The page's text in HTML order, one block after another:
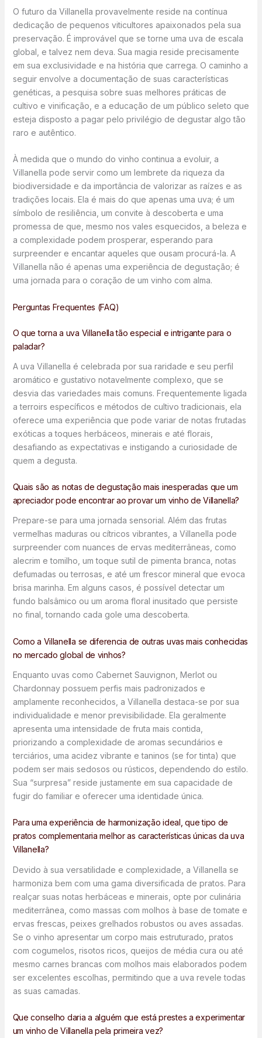
O futuro da Villanella provavelmente reside na contínua
dedicação de pequenos viticultores apaixonados pela sua
preservação. É improvável que se torne uma uva de escala
global, e talvez nem deva. Sua magia reside precisamente
em sua exclusividade e na história que carrega. O caminho a
seguir envolve a documentação de suas características
genéticas, a pesquisa sobre suas melhores práticas de
cultivo e vinificação, e a educação de um público seleto que
esteja disposto a pagar pelo privilégio de degustar algo tão
raro e autêntico.
À medida que o mundo do vinho continua a evoluir, a
Villanella pode servir como um lembrete da riqueza da
biodiversidade e da importância de valorizar as raízes e as
tradições locais. Ela é mais do que apenas uma uva; é um
símbolo de resiliência, um convite à descoberta e uma
promessa de que, mesmo nos vales esquecidos, a beleza e
a complexidade podem prosperar, esperando para
surpreender e encantar aqueles que ousam procurá-la. A
Villanella não é apenas uma experiência de degustação; é
uma jornada para o coração de um vinho com alma.
Perguntas Frequentes (FAQ)
O que torna a uva Villanella tão especial e intrigante para o
paladar?
A uva Villanella é celebrada por sua raridade e seu perfil
aromático e gustativo notavelmente complexo, que se
desvia das variedades mais comuns. Frequentemente ligada
a terroirs específicos e métodos de cultivo tradicionais, ela
oferece uma experiência que pode variar de notas frutadas
exóticas a toques herbáceos, minerais e até florais,
desafiando as expectativas e instigando a curiosidade de
quem a degusta.
Quais são as notas de degustação mais inesperadas que um
apreciador pode encontrar ao provar um vinho de Villanella?
Prepare-se para uma jornada sensorial. Além das frutas
vermelhas maduras ou cítricos vibrantes, a Villanella pode
surpreender com nuances de ervas mediterrâneas, como
alecrim e tomilho, um toque sutil de pimenta branca, notas
defumadas ou terrosas, e até um frescor mineral que evoca
brisa marinha. Em alguns casos, é possível detectar um
fundo balsâmico ou um aroma floral inusitado que persiste
no final, tornando cada gole uma descoberta.
Como a Villanella se diferencia de outras uvas mais conhecidas
no mercado global de vinhos?
Enquanto uvas como Cabernet Sauvignon, Merlot ou
Chardonnay possuem perfis mais padronizados e
amplamente reconhecidos, a Villanella destaca-se por sua
individualidade e menor previsibilidade. Ela geralmente
apresenta uma intensidade de fruta mais contida,
priorizando a complexidade de aromas secundários e
terciários, uma acidez vibrante e taninos (se for tinta) que
podem ser mais sedosos ou rústicos, dependendo do estilo.
Sua “surpresa” reside justamente em sua capacidade de
fugir do familiar e oferecer uma identidade única.
Para uma experiência de harmonização ideal, que tipo de
pratos complementaria melhor as características únicas da uva
Villanella?
Devido à sua versatilidade e complexidade, a Villanella se
harmoniza bem com uma gama diversificada de pratos. Para
realçar suas notas herbáceas e minerais, opte por culinária
mediterrânea, como massas com molhos à base de tomate e
ervas frescas, peixes grelhados robustos ou aves assadas.
Se o vinho apresentar um corpo mais estruturado, pratos
com cogumelos, risotos ricos, queijos de média cura ou até
mesmo carnes brancas com molhos mais elaborados podem
ser excelentes escolhas, permitindo que a uva revele todas
as suas camadas.
Que conselho daria a alguém que está prestes a experimentar
um vinho de Villanella pela primeira vez?